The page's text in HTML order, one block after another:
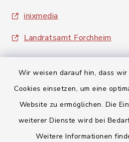
Wir weisen darauf hin, dass
Cookies einsetzen, um eine
Website zu ermöglichen. Die
weiterer Dienste wird bei
Weitere Informationen
inixmedia
Landratsamt Forchheim